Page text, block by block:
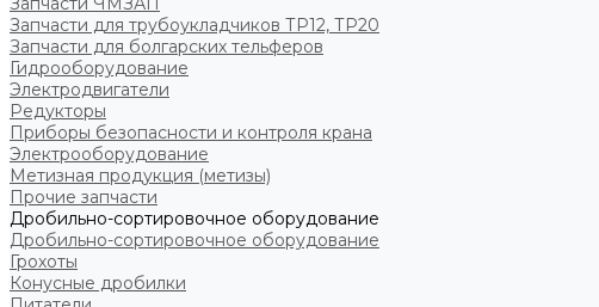
Запчасти для трубоукладчиков ТР12, ТР20
Запчасти для болгарских тельферов
Гидрооборудование
Электродвигатели
Редукторы
Приборы безопасности и контроля крана
Электрооборудование
Метизная продукция (метизы)
Прочие запчасти
Дробильно-сортировочное оборудование
Дробильно-сортировочное оборудование
Грохоты
Конусные дробилки